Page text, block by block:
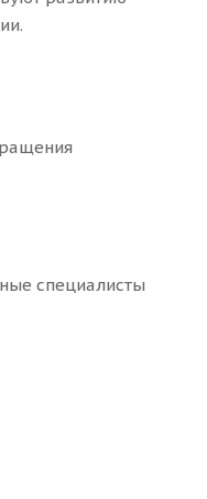
специалисты